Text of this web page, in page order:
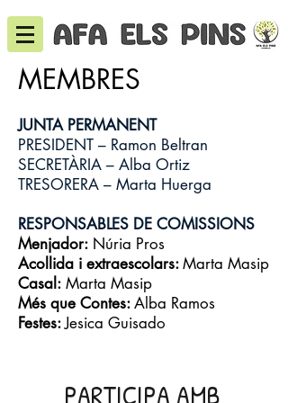
MEMBRES
JUNTA PERMANENT
PRESIDENT – Ramon Beltran
SECRETÀRIA – Alba Ortiz
TRESORERA – Marta Huerga
RESPONSABLES DE COMISSIONS
Menjador: Núria Pros
Acollida i extraescolars:Marta Masip
Casal: Marta Masip
Més que Contes:Alba Ramos
Festes:Jesica Guisado
PARTICIPA AMB